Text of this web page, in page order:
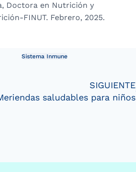
Doctora en Nutrición y
FINUT. Febrero, 2025.
Sistema Inmune
SIGUIENTE
saludables para niños